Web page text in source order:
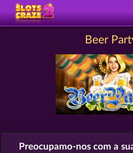
Beer
SLOTS COMO
Preocupamo-nos com a